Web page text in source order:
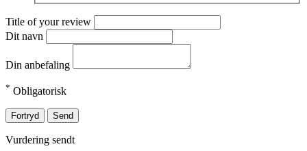
Title of your review
Dit navn
Din anbefaling
* Obligatorisk
Fortryd Send
Vurdering sendt